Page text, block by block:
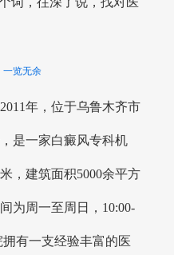
一览无余
年，位于乌鲁木齐市
是一家白癜风专科机
，建筑面积5000余平方
为周一至周日，10:00-
有一支经验丰富的医